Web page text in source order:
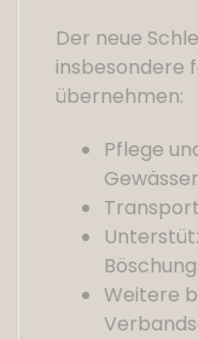
Der neue
insbesondere
übernehmen:
Pflege
Weitere